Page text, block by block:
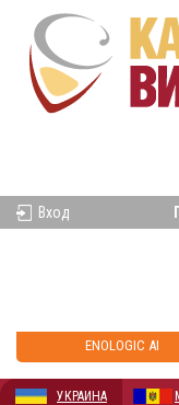
Вход
ENOLOGIC AI
УКРАИНА